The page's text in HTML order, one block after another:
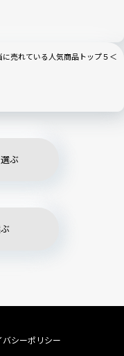
に売れている人気商品トップ５＜
ぶ
バシーポリシー